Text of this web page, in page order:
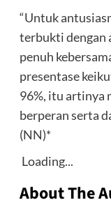
“Untuk
terbukti dengan
penuh
presentase
96%, itu artinya
berperan serta
(NN)*
Loading...
About The